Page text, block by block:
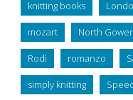
knitting books
mozart North
Rodi romanzo
simply knitting